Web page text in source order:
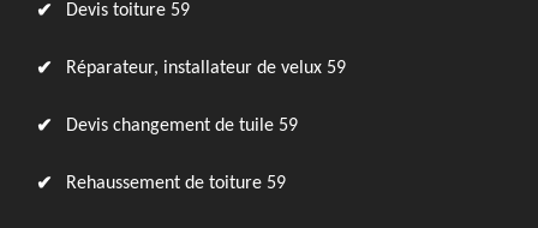
Devis toiture 59
Réparateur, installateur de velux 59
Devis changement de tuile 59
Rehaussement de toiture 59